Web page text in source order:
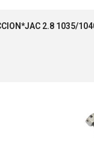
2.8 1035/